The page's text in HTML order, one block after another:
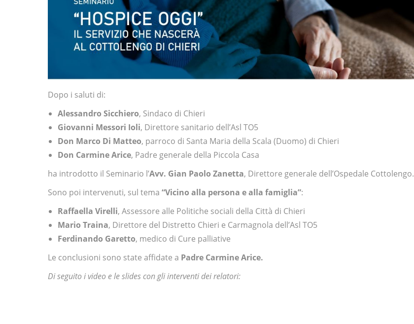
Dopo i saluti di:
Alessandro Sicchiero, Sindaco di Chieri
Giovanni Messori Ioli, Direttore sanitario dell’Asl TO5
Don Marco Di Matteo, parroco di Santa Maria della Scala (Duomo) di Chieri
Don Carmine Arice, Padre generale della Piccola Casa
ha introdotto il Seminario l’Avv. Gian Paolo Zanetta, Direttore generale dell’Ospedale Cottolengo.
Sono poi intervenuti, sul tema “Vicino alla persona e alla famiglia”:
Raffaella Virelli, Assessore alle Politiche sociali della Città di Chieri
Mario Traina, Direttore del Distretto Chieri e Carmagnola dell’Asl TO5
Ferdinando Garetto, medico di Cure palliative
Le conclusioni sono state affidate a Padre Carmine Arice.
Di seguito i video e le slides con gli interventi dei relatori: